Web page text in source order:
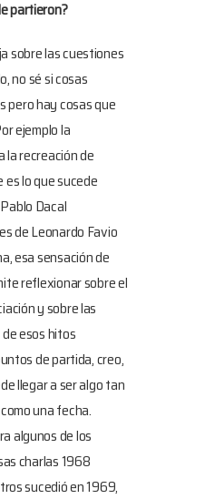
partieron?
sobre las cuestiones
no sé si cosas
pero hay cosas que
ejemplo la
recreación de
es lo que sucede
Dacal
de Leonardo Favio
esa sensación de
reflexionar sobre el
y sobre las
esos hitos
de partida, creo,
llegar a ser algo tan
una fecha.
algunos de los
charlas 1968
sucedió en 1969,